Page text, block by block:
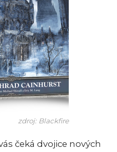
zdroj: Blackfire
čeká dvojice nových